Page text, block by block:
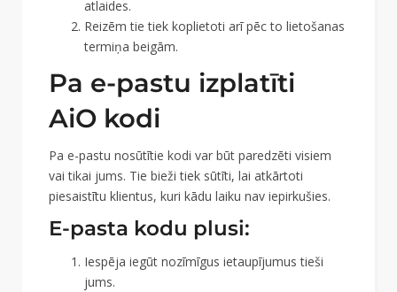
atlaides.
Reizēm tie tiek koplietoti arī pēc to lietošanas
termiņa beigām.
Pa e-pastu izplatīti
AiO kodi
Pa e-pastu nosūtītie kodi var būt paredzēti visiem
vai tikai jums. Tie bieži tiek sūtīti, lai atkārtoti
piesaistītu klientus, kuri kādu laiku nav iepirkušies.
E-pasta kodu plusi:
Iespēja iegūt nozīmīgus ietaupījumus tieši
jums.